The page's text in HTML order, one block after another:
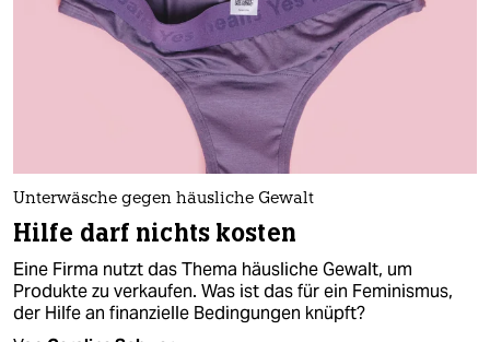
Unterwäsche gegen häusliche Gewalt
Hilfe darf nichts kosten
Eine Firma nutzt das Thema häusliche Gewalt, um
Produkte zu verkaufen. Was ist das für ein Feminismus,
der Hilfe an finan­ziel­le Bedingungen knüpft?